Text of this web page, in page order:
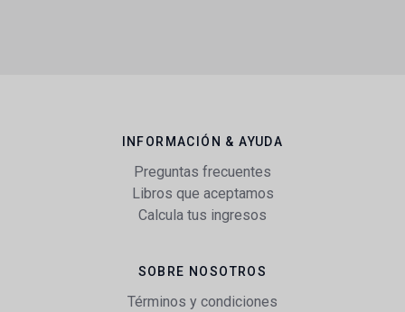
INFORMACIÓN & AYUDA
Preguntas frecuentes
Libros que aceptamos
Calcula tus ingresos
SOBRE NOSOTROS
Términos y condiciones